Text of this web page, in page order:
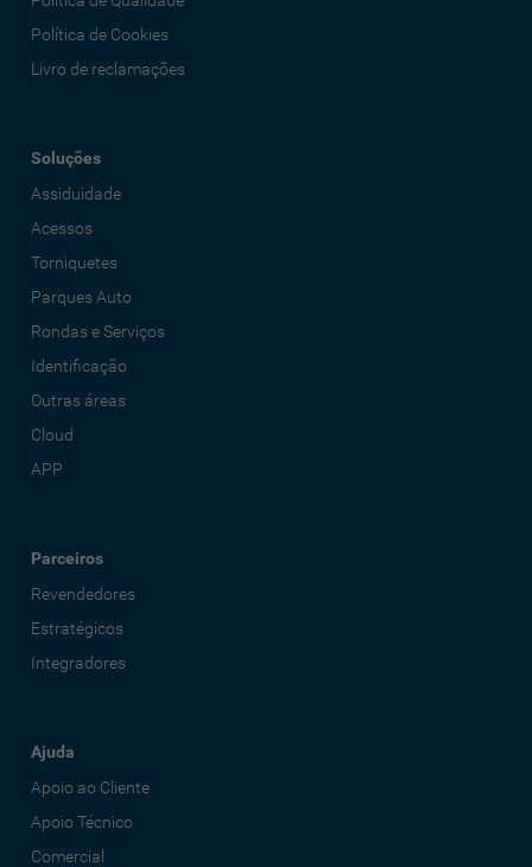
Política de Cookies
Livro de reclamações
Soluções
Assiduidade
Acessos
Torniquetes
Parques Auto
Rondas e Serviços
Identificação
Outras áreas
Cloud
APP
Parceiros
Revendedores
Estratégicos
Integradores
Ajuda
Apoio ao Cliente
Apoio Técnico
Comercial